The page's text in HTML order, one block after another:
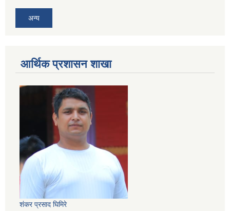
अन्य
आर्थिक प्रशासन शाखा
शंकर प्रसाद घिमिरे